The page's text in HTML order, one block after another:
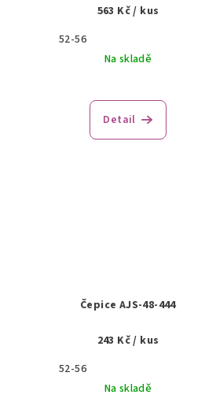
563 Kč/ kus
52-56
Na skladě
Detail
Čepice AJS-48-444
243 Kč/ kus
52-56
Na skladě